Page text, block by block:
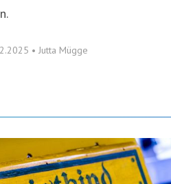
• Jutta Mügge